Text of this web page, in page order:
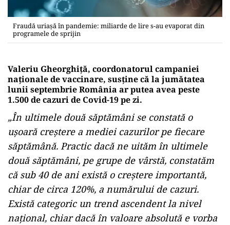
Fraudă uriașă în pandemie: miliarde de lire s-au evaporat din
programele de sprijin
Valeriu Gheorghiță, coordonatorul campaniei
naționale de vaccinare, susține că la jumătatea
lunii septembrie România ar putea avea peste
1.500 de cazuri de Covid-19 pe zi.
„În ultimele două săptămâni se constată o
ușoară creștere a mediei cazurilor pe fiecare
săptămână. Practic dacă ne uităm în ultimele
două săptămâni, pe grupe de vârstă, constatăm
că sub 40 de ani există o creștere importantă,
chiar de circa 120%, a numărului de cazuri.
Există categoric un trend ascendent la nivel
național, chiar dacă în valoare absolută e vorba